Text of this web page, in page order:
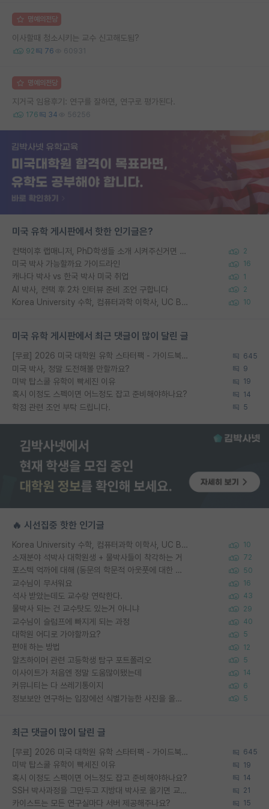
명예의전당
이사할때 청소시키는 교수 신고해도됨?
92 76 60931
명예의전당
지거국 임용후기: 연구를 잘하면, 연구로 평가된다.
176 34 56256
미국 유학 게시판에서 핫한 인기글은?
컨택이후 랩매니저, PhD학생들 소개 시켜주신거면 거의 컨펌에 가깝나요? 2
미국 박사 가능할까요 가이드라인 16
캐나다 박사 vs 한국 박사 미국 취업 1
AI 박사, 컨택 후 2차 인터뷰 준비 조언 구합니다 2
Korea University 수학, 컴퓨터과학 이학사, UC Berkeley 산업공학 대학원 공학박사가 되는 것은 쉽지 않겠죠? 10
미국 유학 게시판에서 최근 댓글이 많이 달린 글
[무료] 2026 미국 대학원 유학 스타터팩 - 가이드북 & 합격자 컨택메일 템플릿 645
미국 박사, 정말 도전해볼 만할까요? 9
미박 탑스쿨 유학이 빡세진 이유 19
혹시 이정도 스펙이면 어느정도 잡고 준비해야하나요? 14
학점 관련 조언 부탁 드립니다. 5
🔥 시선집중 핫한 인기글
Korea University 수학, 컴퓨터과학 이학사, UC Berkeley 산업공학 대학원 공학박사가 되는 것은 쉽지 않겠죠? 10
소재분야 석박사 대학원생 + 물박사들이 착각하는 거 72
포스텍 억까에 대해 (동문의 학문적 아웃풋에 대한 반박) 50
교수님이 무서워요 16
석사 받았는데도 교수랑 연락한다. 43
물박사 되는 건 교수탓도 있는거 아니냐 29
교수님이 슬럼프에 빠지게 되는 과정 40
대학원 어디로 가야할까요? 5
편애 하는 방법 12
알츠하이머 관련 고등학생 탐구 포트폴리오 5
이사이트가 처음엔 정말 도움많이됐는데 14
커뮤니티는 다 쓰레기통이지 6
정보보안 연구하는 입장에선 식별가능한 사진을 올리는건 비추이긴함 5
최근 댓글이 많이 달린 글
[무료] 2026 미국 대학원 유학 스타터팩 - 가이드북 & 합격자 컨택메일 템플릿 645
미박 탑스쿨 유학이 빡세진 이유 19
혹시 이정도 스펙이면 어느정도 잡고 준비해야하나요? 14
SSH 박사과정을 그만두고 지방대 박사로 옮기면 교수의 꿈은 끝일까요? 21
카이스트는 모든 연구실마다 서버 제공해주나요? 15